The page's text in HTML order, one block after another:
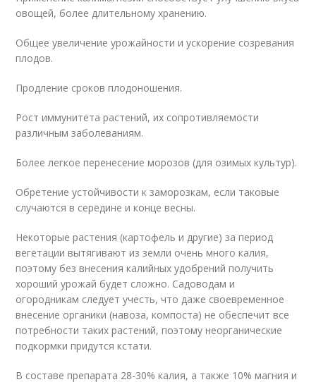
овощей, более длительному хранению.
Общее увеличение урожайности и ускорение созревания
плодов.
Продление сроков плодоношения.
Рост иммунитета растений, их сопротивляемости
различным заболеваниям.
Более легкое перенесение морозов (для озимых культур).
Обретение устойчивости к заморозкам, если таковые
случаются в середине и конце весны.
Некоторые растения (картофель и другие) за период
вегетации вытягивают из земли очень много калия,
поэтому без внесения калийных удобрений получить
хороший урожай будет сложно. Садоводам и
огородникам следует учесть, что даже своевременное
внесение органики (навоза, компоста) не обеспечит все
потребности таких растений, поэтому неорганические
подкормки придутся кстати.
В составе препарата 28-30% калия, а также 10% магния и